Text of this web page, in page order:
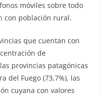
móviles sobre todo
con población rural.
que cuentan con
de
provincias patagónicas
del Fuego (73,7%), las
cuyana con valores